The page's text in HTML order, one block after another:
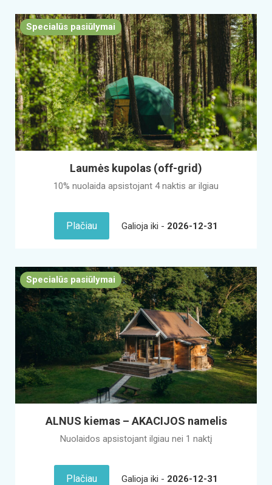
Specialūs pasiūlymai
Laumės kupolas (off-grid)
10% nuolaida apsistojant 4 naktis ar ilgiau
Plačiau Galioja iki - 2026-12-31
Specialūs pasiūlymai
ALNUS kiemas – AKACIJOS namelis
Nuolaidos apsistojant ilgiau nei 1 naktį
Plačiau Galioja iki - 2026-12-31